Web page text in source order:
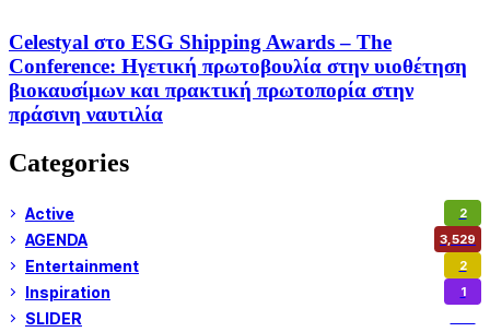
Celestyal στο ESG Shipping Awards – The
Conference: Ηγετική πρωτοβουλία στην υιοθέτηση
βιοκαυσίμων και πρακτική πρωτοπορία στην
πράσινη ναυτιλία
Categories
Active 2
AGENDA 3,529
Entertainment 2
Inspiration 1
SLIDER